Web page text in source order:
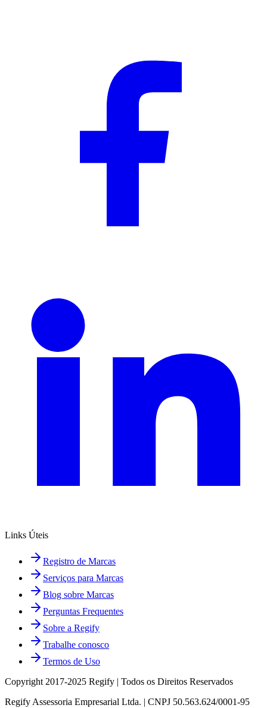
Links Úteis
Registro de Marcas
Serviços para Marcas
Blog sobre Marcas
Perguntas Frequentes
Sobre a Regify
Trabalhe conosco
Termos de Uso
Copyright 2017-2025 Regify | Todos os Direitos Reservados
Regify Assessoria Empresarial Ltda. | CNPJ 50.563.624/0001-95